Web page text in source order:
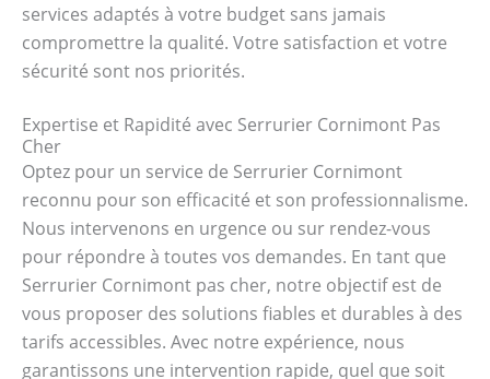
services adaptés à votre budget sans jamais
compromettre la qualité. Votre satisfaction et votre
sécurité sont nos priorités.
Expertise et Rapidité avec Serrurier Cornimont Pas
Cher
Optez pour un service de Serrurier Cornimont
reconnu pour son efficacité et son professionnalisme.
Nous intervenons en urgence ou sur rendez-vous
pour répondre à toutes vos demandes. En tant que
Serrurier Cornimont pas cher, notre objectif est de
vous proposer des solutions fiables et durables à des
tarifs accessibles. Avec notre expérience, nous
garantissons une intervention rapide, quel que soit